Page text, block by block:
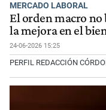
MERCADO LABORAL
El orden macro
la mejora en el
24-06-2026 15:25
PERFIL REDACCIÓN